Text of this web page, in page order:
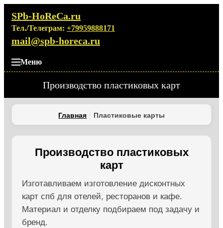
SPb-HoReCa.ru
Тел./Телеграм: +79959888171
mail@spb-horeca.ru
Меню
Производство пластиковых карт
Главная Пластиковые карты
Производство пластиковых
карт
Изготавливаем изготовление дисконтных
карт спб для отелей, ресторанов и кафе.
Материал и отделку подбираем под задачу и
бренд.